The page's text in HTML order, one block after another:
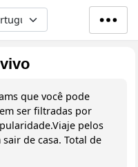
para o conteúdo principal
your language
que você pode
ser filtradas por
pelos
de casa. Total de